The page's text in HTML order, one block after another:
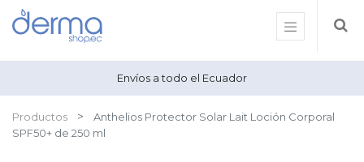
Envíos a todo el Ecuador
Productos
Anthelios Protector Solar Lait Loción Corporal
SPF50+ de 250 ml